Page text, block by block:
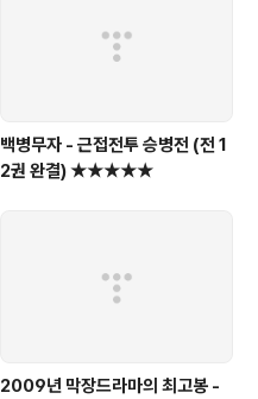
백병무자 - 근접전투 승병전 (전 1
2권 완결) ★★★★★
2009년 막장드라마의 최고봉 -